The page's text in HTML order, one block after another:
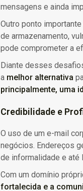
mensagens e ainda
Outro ponto
de armazenamento,
pode comprometer a
Diante desses
a melhor alternativa
principalmente, uma
Credibilidade e
O uso de um e-mail
negócios. Endereços
de informalidade e até
Com um domínio
fortalecida e a